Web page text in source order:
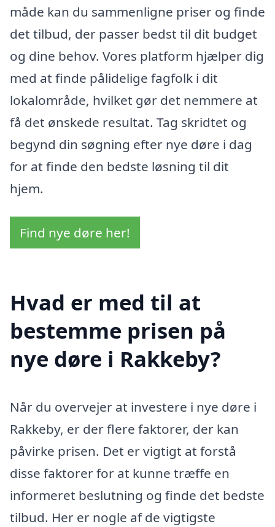
måde kan du sammenligne priser og finde
det tilbud, der passer bedst til dit budget
og dine behov. Vores platform hjælper dig
med at finde pålidelige fagfolk i dit
lokalområde, hvilket gør det nemmere at
få det ønskede resultat. Tag skridtet og
begynd din søgning efter nye døre i dag
for at finde den bedste løsning til dit
hjem.
Find nye døre her!
Hvad er med til at
bestemme prisen på
nye døre i Rakkeby?
Når du overvejer at investere i nye døre i
Rakkeby, er der flere faktorer, der kan
påvirke prisen. Det er vigtigt at forstå
disse faktorer for at kunne træffe en
informeret beslutning og finde det bedste
tilbud. Her er nogle af de vigtigste